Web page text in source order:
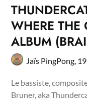
WHERE
ALBUM
Jaïs PingPong,
Le bassiste,
Bruner, aka